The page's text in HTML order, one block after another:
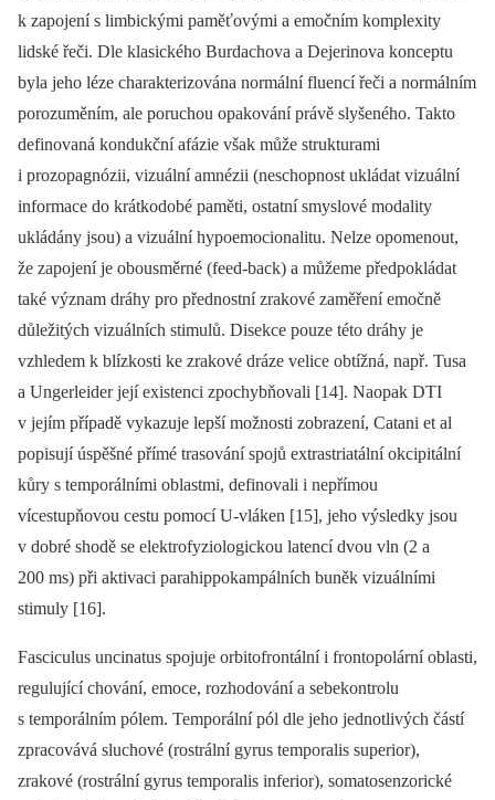
k zapojení s limbickými paměťovými a emočním komplexity
lidské řeči. Dle klasického Burdachova a Dejerinova konceptu
byla jeho léze charakterizována normální fluencí řeči a normálním
porozuměním, ale poruchou opakování právě slyšeného. Takto
definovaná kondukční afázie však může strukturami
i prozopagnózii, vizuální amnézii (neschopnost ukládat vizuální
informace do krátkodobé paměti, ostatní smyslové modality
ukládány jsou) a vizuální hypoemocionalitu. Nelze opomenout,
že zapojení je obousměrné (feed-back) a můžeme předpokládat
také význam dráhy pro přednostní zrakové zaměření emočně
důležitých vizuálních stimulů. Disekce pouze této dráhy je
vzhledem k blízkosti ke zrakové dráze velice obtížná, např. Tusa
a Ungerleider její existenci zpochybňovali [14]. Naopak DTI
v jejím případě vykazuje lepší možnosti zobrazení, Catani et al
popisují úspěšné přímé trasování spojů extrastriatální okcipitální
kůry s temporálními oblastmi, definovali i nepřímou
vícestupňovou cestu pomocí U-vláken [15], jeho výsledky jsou
v dobré shodě se elektrofyziologickou latencí dvou vln (2 a
200 ms) při aktivaci parahippokampálních buněk vizuálními
stimuly [16].
Fasciculus uncinatus spojuje orbitofrontální i frontopolární oblasti,
regulující chování, emoce, rozhodování a sebekontrolu
s temporálním pólem. Temporální pól dle jeho jednotlivých částí
zpracovává sluchové (rostrální gyrus temporalis superior),
zrakové (rostrální gyrus temporalis inferior), somatosenzorické